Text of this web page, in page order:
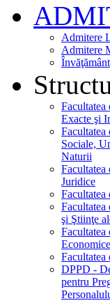
Admitere
Admitere
Facultatea
Exacte şi
Facultatea
Sociale,
Naturii
Facultatea
Juridice
Facultatea
Facultatea
şi Ştiinţe
Facultatea
Economice
Facultatea
DPPD -
pentru